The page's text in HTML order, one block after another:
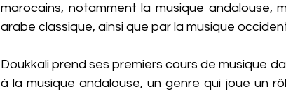
marocains, notamment la musique andalouse,
arabe classique, ainsi que par la musique
Doukkali prend ses premiers cours de musique
à la musique andalouse, un genre qui joue un